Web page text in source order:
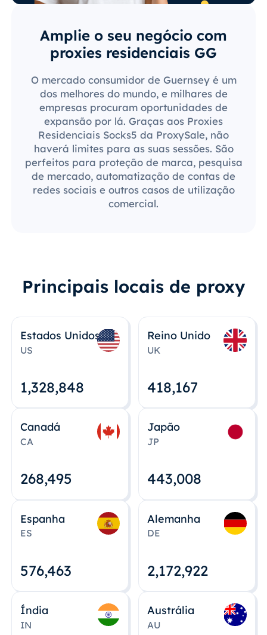
Amplie o seu negócio com
proxies residenciais GG
O mercado consumidor de Guernsey é um
dos melhores do mundo, e milhares de
empresas procuram oportunidades de
expansão por lá. Graças aos Proxies
Residenciais Socks5 da ProxySale, não
haverá limites para as suas sessões. São
perfeitos para proteção de marca, pesquisa
de mercado, automatização de contas de
redes sociais e outros casos de utilização
comercial.
Principais locais de proxy
Estados Unidos
US
1,328,848
Reino Unido
UK
418,167
Canadá
CA
268,495
Japão
JP
443,008
Espanha
ES
576,463
Alemanha
DE
2,172,922
Índia
IN
Austrália
AU